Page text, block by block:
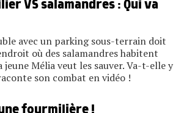
VS salamandres : Qui va
avec un parking sous-terrain doit
où des salamandres habitent
jeune Mélia veut les sauver. Va-t-elle y
son combat en vidéo !
fourmilière !